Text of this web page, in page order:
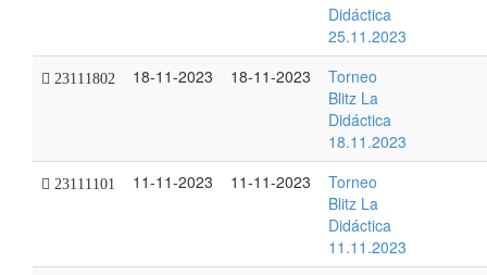
Didáctica
25.11.2023
23111802 18-11-2023 18-11-2023
Torneo
Blitz La
Didáctica
18.11.2023
23111101 11-11-2023 11-11-2023
Torneo
Blitz La
Didáctica
11.11.2023